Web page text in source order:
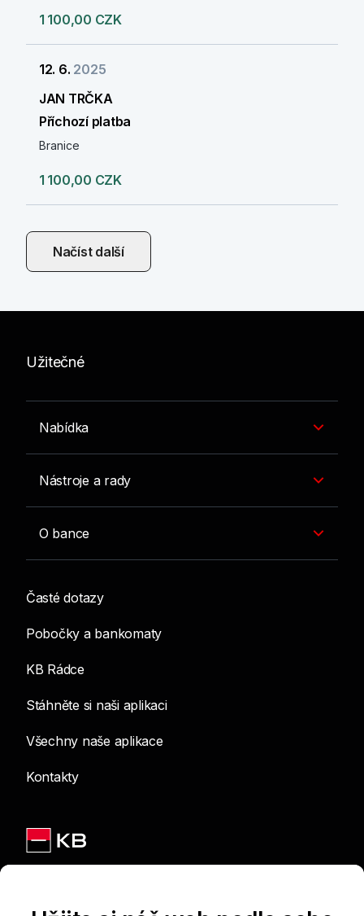
1 100,00 CZK
12. 6. 2025
JAN TRČKA
Příchozí platba
Branice
1 100,00 CZK
Načíst další
Užitečné
Nabídka
Nástroje a rady
O bance
Časté dotazy
Pobočky a bankomaty
KB Rádce
Stáhněte si naši aplikaci
Všechny naše aplikace
Kontakty